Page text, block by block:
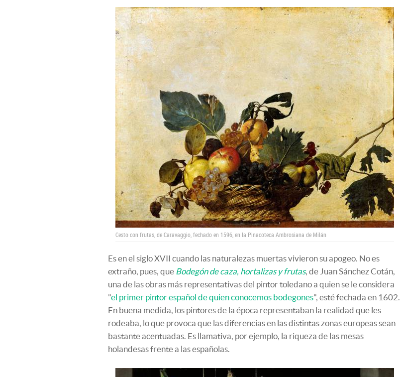
Cesto con frutas, de Caravaggio, fechado en 1596, en la Pinacoteca Ambrosiana de Milán
Es en el siglo XVII cuando las naturalezas muertas vivieron su apogeo. No es
extraño, pues, que Bodegón de caza, hortalizas y frutas, de Juan Sánchez Cotán,
una de las obras más representativas del pintor toledano a quien se le considera
"el primer pintor español de quien conocemos bodegones", esté fechada en 1602.
En buena medida, los pintores de la época representaban la realidad que les
rodeaba, lo que provoca que las diferencias en las distintas zonas europeas sean
bastante acentuadas. Es llamativa, por ejemplo, la riqueza de las mesas
holandesas frente a las españolas.